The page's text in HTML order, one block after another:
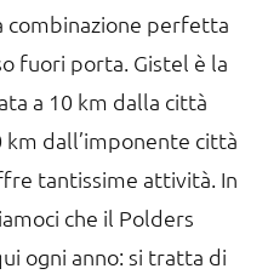
combinazione perfetta
fuori porta. Gistel è la
a 10 km dalla città
dall’imponente città
tantissime attività. In
che il Polders
ogni anno: si tratta di